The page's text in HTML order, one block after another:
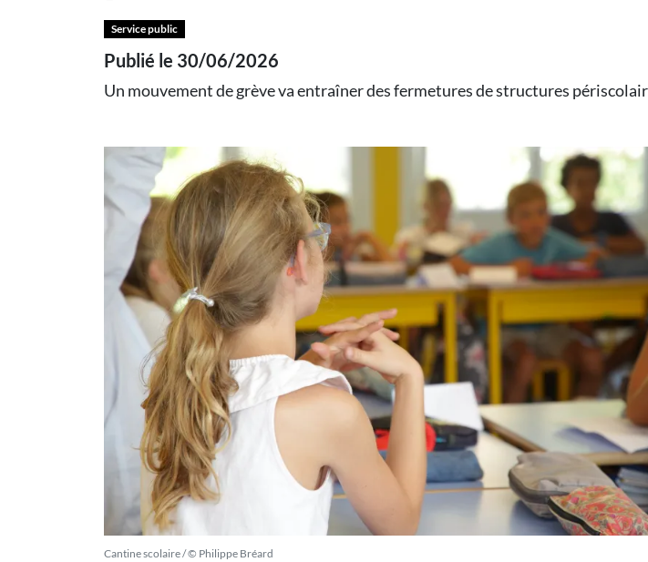
Service public
Publié le 30/06/2026
Un mouvement de grève va entraîner des fermetures de structures
Cantine scolaire / © Philippe Bréard